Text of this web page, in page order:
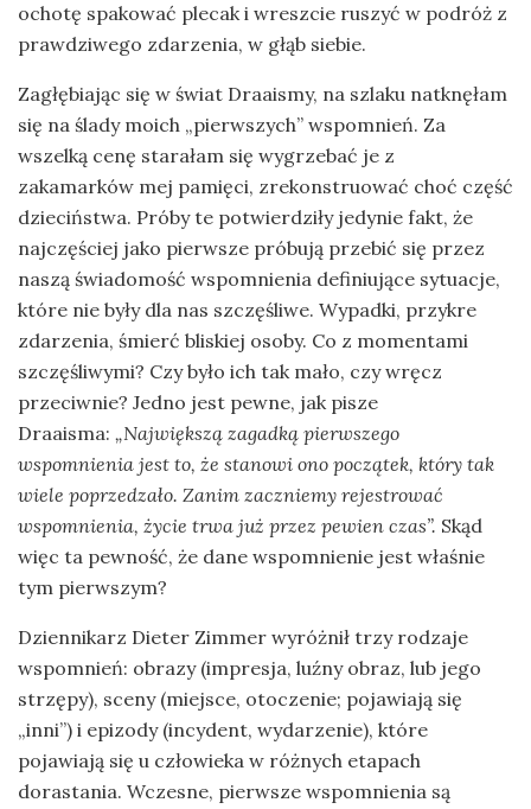
ochotę spakować plecak i wreszcie ruszyć w podróż z
prawdziwego zdarzenia, w głąb siebie.
Zagłębiając się w świat Draaismy, na szlaku natknęłam
się na ślady moich „pierwszych” wspomnień. Za
wszelką cenę starałam się wygrzebać je z
zakamarków mej pamięci, zrekonstruować choć część
dzieciństwa. Próby te potwierdziły jedynie fakt, że
najczęściej jako pierwsze próbują przebić się przez
naszą świadomość wspomnienia definiujące sytuacje,
które nie były dla nas szczęśliwe. Wypadki, przykre
zdarzenia, śmierć bliskiej osoby. Co z momentami
szczęśliwymi? Czy było ich tak mało, czy wręcz
przeciwnie? Jedno jest pewne, jak pisze
Draaisma: „Największą zagadką pierwszego
wspomnienia jest to, że stanowi ono początek, który tak
wiele poprzedzało. Zanim zaczniemy rejestrować
wspomnienia, życie trwa już przez pewien czas”. Skąd
więc ta pewność, że dane wspomnienie jest właśnie
tym pierwszym?
Dziennikarz Dieter Zimmer wyróżnił trzy rodzaje
wspomnień: obrazy (impresja, luźny obraz, lub jego
strzępy), sceny (miejsce, otoczenie; pojawiają się
„inni”) i epizody (incydent, wydarzenie), które
pojawiają się u człowieka w różnych etapach
dorastania. Wczesne, pierwsze wspomnienia są